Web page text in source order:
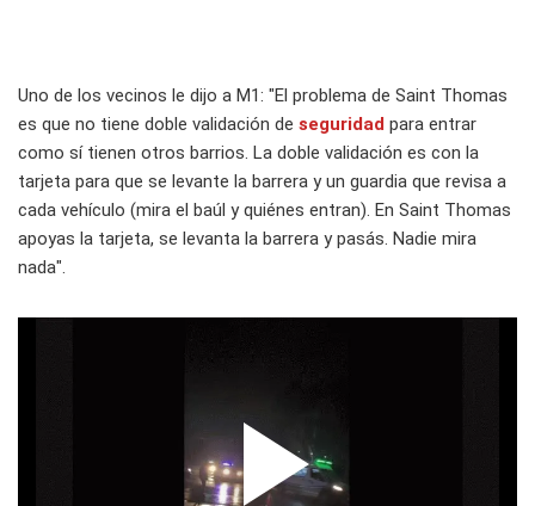
Uno de los vecinos le dijo a M1: "El problema de Saint Thomas
es que no tiene doble validación de seguridad para entrar
como sí tienen otros barrios. La doble validación es con la
tarjeta para que se levante la barrera y un guardia que revisa a
cada vehículo (mira el baúl y quiénes entran). En Saint Thomas
apoyas la tarjeta, se levanta la barrera y pasás. Nadie mira
nada".